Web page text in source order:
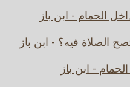
الحمام - ابن باز
الصلاة فيه؟ - ابن باز
- ابن باز